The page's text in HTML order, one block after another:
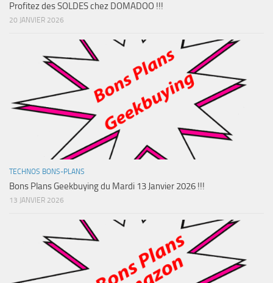
Profitez des SOLDES chez DOMADOO !!!
20 JANVIER 2026
TECHNOS BONS-PLANS
Bons Plans Geekbuying du Mardi 13 Janvier 2026 !!!
13 JANVIER 2026